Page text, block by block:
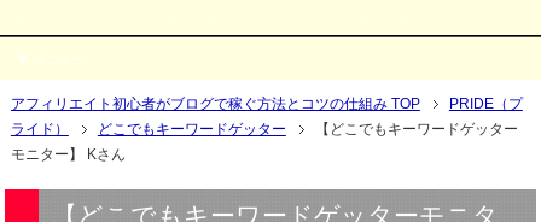
メニュー
アフィリエイト初心者がブログで稼ぐ方法とコツの仕組み TOP
PRIDE（プ
ライド）
どこでもキーワードゲッター
【どこでもキーワードゲッター
モニター】 Kさん